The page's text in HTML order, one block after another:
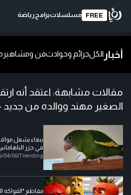
FREE مسلسلاتبرامج رياضة
أخبار الكلجرائم وحوادثفن ومشاهير
مقالات مشابهة: اعتقد أنه
الصغير مهند ووالده من جديد
ببغاء يشعل
في جزر
Trending
|
04/06
مقاطع "الفواكه